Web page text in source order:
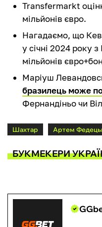
Transfermarkt
мільйонів євро.
Нагадаємо, що
у січні 2024 року
мільйонів
Маріуш
бразилець може
Фернандіньо чи
Шахтар Артем
БУКМЕКЕРИ